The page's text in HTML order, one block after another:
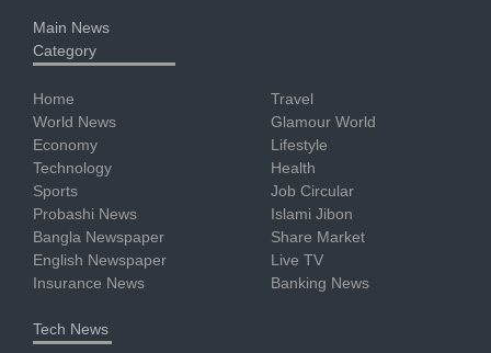
Main News
Category
Home
World News
Economy
Technology
Sports
Probashi News
Bangla Newspaper
English Newspaper
Insurance News
Travel
Glamour World
Lifestyle
Health
Job Circular
Islami Jibon
Share Market
Live TV
Banking News
Tech News